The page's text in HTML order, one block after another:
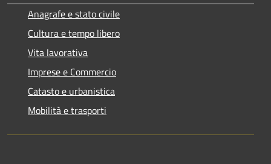
Anagrafe e stato civile
Cultura e tempo libero
Vita lavorativa
Imprese e Commercio
Catasto e urbanistica
Mobilità e trasporti